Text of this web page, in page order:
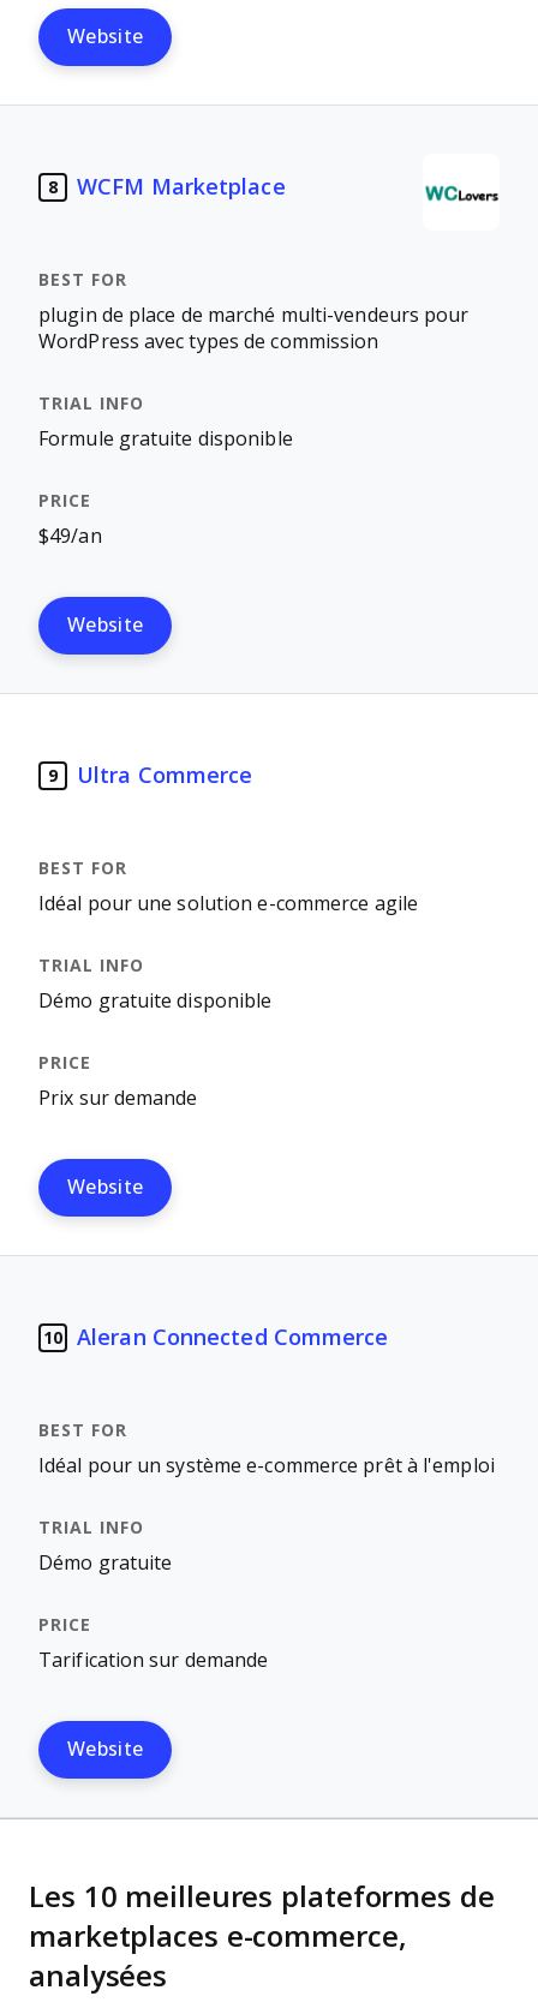
Website
8 WCFM Marketplace
plugin de place de marché multi-vendeurs pour
WordPress avec types de commission
Formule gratuite disponible
$49/an
Website
9 Ultra Commerce
Idéal pour une solution e-commerce agile
Démo gratuite disponible
Prix sur demande
Website
10 Aleran Connected Commerce
Idéal pour un système e-commerce prêt à l'emploi
Démo gratuite
Tarification sur demande
Website
Les 10 meilleures plateformes de
marketplaces e-commerce,
analysées